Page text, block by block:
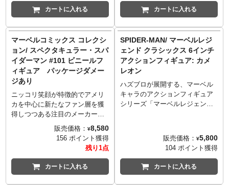
トイマニアでもあるデザイナー
大天風光成氏が「デップー」を
ディレクションは小松原博之氏
が担当。人体が内包されている
「トニー・スターク製スーツ」
を意識して造型され、各関節ポ
イントも極めて人体に近い位置
での可動を追及しています。各
所にダイキャストを使用し重厚
感を再現！刀2本、手裏剣、銃な
ど武器パーツが装着可能で、空
座も付属します。
※お取り寄せ商品はご注文後出
荷までに1週間前後必要となりま
す。
※メーカー在庫品切れの場合、
カートに入れる
限度も十分で、マーベルファン
の信頼を獲得しています。
リューを追求した新シリーズ
「マーベルレジェンドマキシマ
ム」に、コミック版デザインの
デッドプールが参戦！
カートに入れる
マーベルコミックス コレクシ
ョン/ スペクタキュラー・スパ
イダーマン #101 ビニールフ
ィギュア パッケージダメー
ジあり
ニッコリ笑顔が特徴的でアメリ
カを中心に新たなファン層を獲
得しつつある注目のメーカー
「Youtooz」から、スパイダーマ
ンコミックスの印象的なカバー
を再現したシリーズが登場で
す。こちらは1976年にリリース
された「スペクタキュラー・ス
パイダーマン #101」のカバーと
販売価格： ¥8,580
156 ポイント獲得
残り1点
カートに入れる
SPIDER-MAN/ マーベルレジ
ェンド クラシックス 6インチ
アクションフィギュア: カメ
レオン
ハズブロが展開する、マーベル
キャラのアクションフィギュア
シリーズ「マーベルレジェン
限度も十分で、マーベルファン
の信頼を獲得しています。
レトロなブリスター仕様となっ
た「マーベルレジェンドクラシ
販売価格： ¥5,800
104 ポイント獲得
カートに入れる